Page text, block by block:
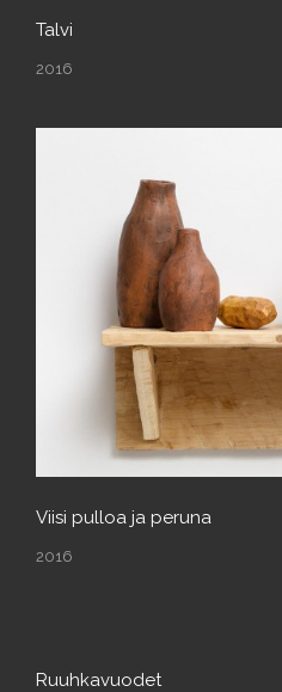
Talvi
2016
Viisi pulloa ja peruna
2016
Ruuhkavuodet